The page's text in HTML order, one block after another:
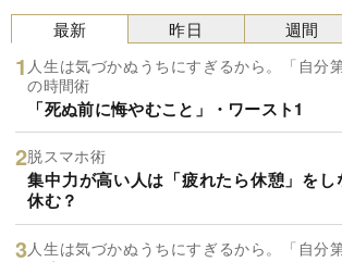
最新
人生は気づかぬうちにすぎるから。「自分
の時間術
「死ぬ前に悔やむこと」・ワースト1
脱スマホ術
集中力が高い人は「疲れたら休憩」を
休む？
人生は気づかぬうちにすぎるから。「自分
昨日 週間